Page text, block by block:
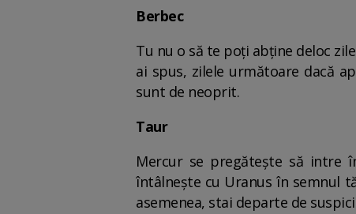
Berbec
Tu nu o să te poți abține deloc
ai spus, zilele următoare dacă
sunt de neoprit.
Taur
Mercur se pregătește să intre
întâlnește cu Uranus în semnul
asemenea, stai departe de